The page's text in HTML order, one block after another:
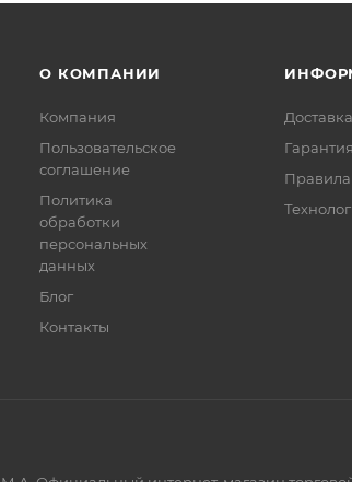
О КОМПАНИИ
Компания
Пользовательское
соглашение
Политика
обработки
персональных
данных
Блог
Контакты
Правила